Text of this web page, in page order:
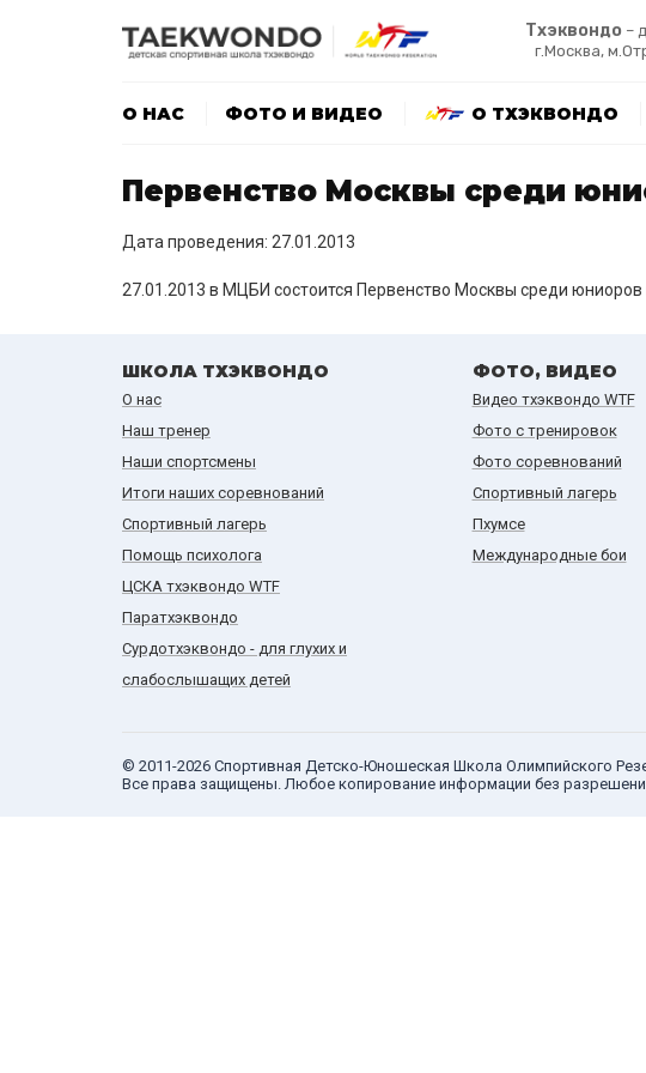
Тхэквондо –
г.Москва,
О НАС ФОТО И ВИДЕО О ТХЭКВОНДО
Первенство Москвы среди
Дата проведения: 27.01.2013
27.01.2013 в МЦБИ состоится Первенство Москвы среди юниоров
ШКОЛА ТХЭКВОНДО
О нас
Наш тренер
Наши спортсмены
Итоги наших cоревнований
Спортивный лагерь
Помощь психолога
ЦСКА тхэквондо WTF
Паратхэквондо
Сурдотхэквондо - для глухих и
слабослышащих детей
ФОТО, ВИДЕО
Видео тхэквондо WTF
Фото с тренировок
Фото соревнований
Спортивный лагерь
Пхумсе
Международные бои
© 2011-2026 Спортивная Детско-Юношеская Школа Олимпийского
Все права защищены. Любое копирование информации без